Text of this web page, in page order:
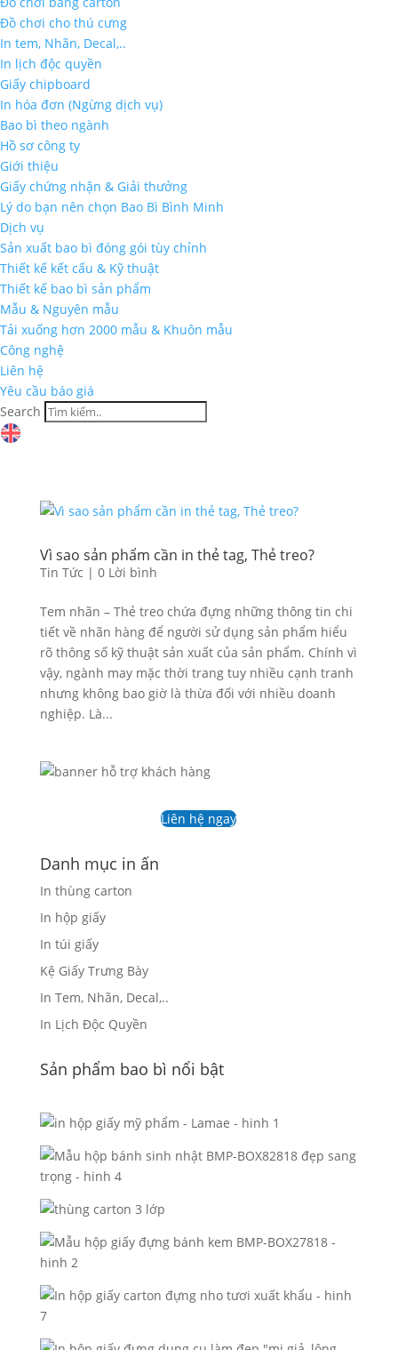
Đồ chơi cho thú cưng
In tem, Nhãn, Decal,..
In lịch độc quyền
Giấy chipboard
In hóa đơn (Ngừng dịch vụ)
Bao bì theo ngành
Hồ sơ công ty
Giới thiệu
Giấy chứng nhận & Giải thưởng
Lý do bạn nên chọn Bao Bì Bình Minh
Dịch vụ
Sản xuất bao bì đóng gói tùy chỉnh
Thiết kế kết cấu & Kỹ thuật
Thiết kế bao bì sản phẩm
Mẫu & Nguyên mẫu
Tải xuống hơn 2000 mẫu & Khuôn mẫu
Công nghệ
Liên hệ
Yêu cầu báo giá
Search
Vì sao sản phẩm cần in thẻ tag, Thẻ treo?
Tin Tức | 0 Lời bình
Tem nhãn – Thẻ treo chứa đựng những thông tin chi
tiết về nhãn hàng để người sử dụng sản phẩm hiểu
rõ thông số kỹ thuật sản xuất của sản phẩm. Chính vì
vậy, ngành may mặc thời trang tuy nhiều cạnh tranh
nhưng không bao giờ là thừa đối với nhiều doanh
nghiệp. Là...
Liên hệ ngay
Danh mục in ấn
In thùng carton
In hộp giấy
In túi giấy
Kệ Giấy Trưng Bày
In Tem, Nhãn, Decal,..
In Lịch Độc Quyền
Sản phẩm bao bì nổi bật